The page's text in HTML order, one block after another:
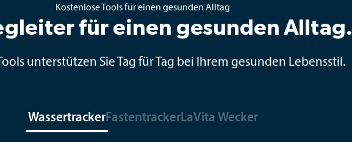
Kostenlose Tools für einen gesunden Alltag
für einen gesunden Alltag.
unterstützen Sie Tag für Tag bei Ihrem gesunden Lebensstil.
WassertrackerFastentrackerLaVita Wecker